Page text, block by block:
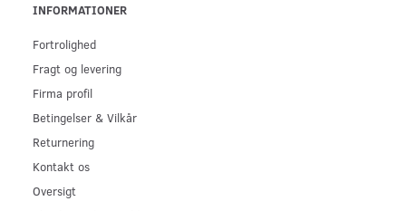
INFORMATIONER
Fortrolighed
Fragt og levering
Firma profil
Betingelser & Vilkår
Returnering
Kontakt os
Oversigt